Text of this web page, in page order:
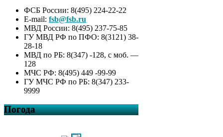
ФСБ России: 8(495) 224-22-22
E-mail: fsb@fsb.ru
МВД России: 8(495) 237-75-85
ГУ МВД РФ по ПФО: 8(3121) 38-
28-18
МВД по РБ: 8(347) -128, с моб. —
128
МЧС РФ: 8(495) 449 -99-99
ГУ МЧС РФ по РБ: 8(347) 233-
9999
Погода